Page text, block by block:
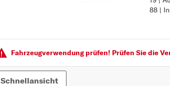
CITROËN
88 |
Fahrzeugver­wendung prüfen! Prüfen Sie die
Schnellansicht